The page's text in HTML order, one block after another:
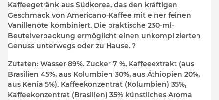
Kaffeegetränk aus Südkorea, das den kräftigen
Geschmack von Americano-Kaffee mit einer feinen
Vanillenote kombiniert. Die praktische 230-ml-
Beutelverpackung ermöglicht einen unkomplizierten
Genuss unterwegs oder zu Hause. ?
Zutaten: Wasser 89%. Zucker 7 %, Kaffeeextrakt (aus
Brasilien 45%, aus Kolumbien 30%, aus Äthiopien 20%,
aus Kenia 5%). Kaffeekonzentrat (Kolumbien) 35%,
Kaffeekonzentrat (Brasilien) 35% künstliches Aroma